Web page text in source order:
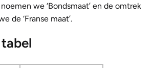
we ‘Bondsmaat’ en de omtrek
de ‘Franse maat’.